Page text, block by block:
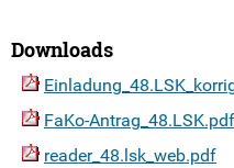
Downloads
FaKo-Antrag_48.LSK.pdf
reader_48.lsk_web.pdf